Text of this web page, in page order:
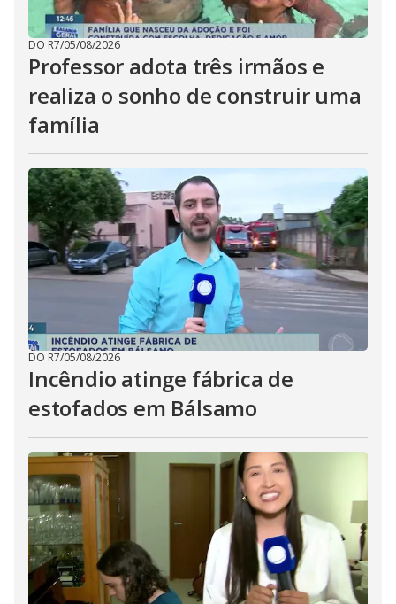
DO R7/05/08/2026
Professor adota três irmãos e
realiza o sonho de construir uma
família
DO R7/05/08/2026
Incêndio atinge fábrica de
estofados em Bálsamo